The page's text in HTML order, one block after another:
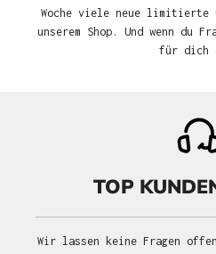
Woche viele neue limitierte
unserem Shop. Und wenn du
für dich
TOP
Wir lassen keine Fragen